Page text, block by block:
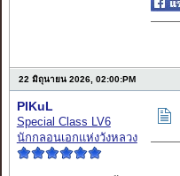
22 มิถุนายน 2026, 02:00:PM
PIKuL
Special Class LV6
นักกลอนเอกแห่งวังหลวง